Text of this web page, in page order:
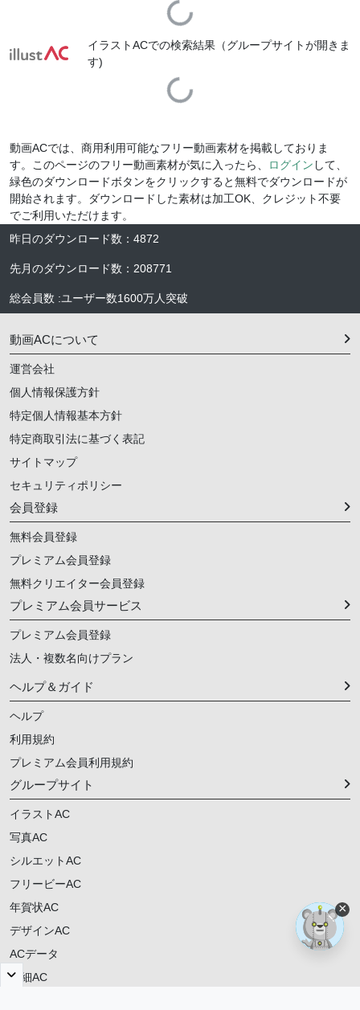
Loading...
イラストACでの検索結果（グループサイトが開きま
す)
Loading...
動画ACでは、商用利用可能なフリー動画素材を掲載しておりま
す。このページのフリー動画素材が気に入ったら、
ログイン して、
緑色のダウンロードボタンをクリックすると無料でダウンロードが
開始されます。ダウンロードした素材は加工OK、クレジット不要
でご利用いただけます。
昨日のダウンロード数 ： 4872
先月のダウンロード数 ： 208771
総会員数 :ユーザー数1600万人 突破
動画ACについて
運営会社
個人情報保護方針
特定個人情報基本方針
特定商取引法に基づく表記
サイトマップ
セキュリティポリシー
会員登録
無料会員登録
プレミアム会員登録
無料クリエイター会員登録
プレミアム会員サービス
プレミアム会員登録
法人・複数名向けプラン
ヘルプ＆ガイド
ヘルプ
利用規約
プレミアム会員利用規約
グループサイト
イラストAC
写真AC
シルエットAC
フリービーAC
年賀状AC
デザインAC
ACデータ
明細AC
×